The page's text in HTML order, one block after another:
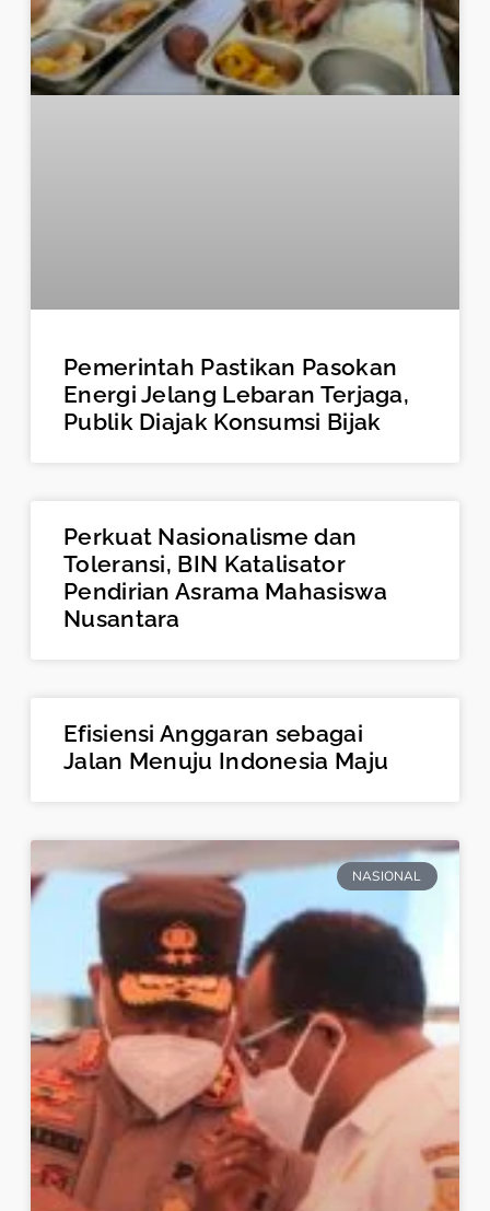
Pemerintah Pastikan Pasokan
Energi Jelang Lebaran Terjaga,
Publik Diajak Konsumsi Bijak
Perkuat Nasionalisme dan
Toleransi, BIN Katalisator
Pendirian Asrama Mahasiswa
Nusantara
Efisiensi Anggaran sebagai
Jalan Menuju Indonesia Maju
NASIONAL